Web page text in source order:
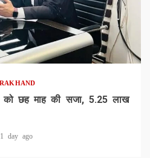
को छह माह की सजा, 5.25 लाख
1 day ago